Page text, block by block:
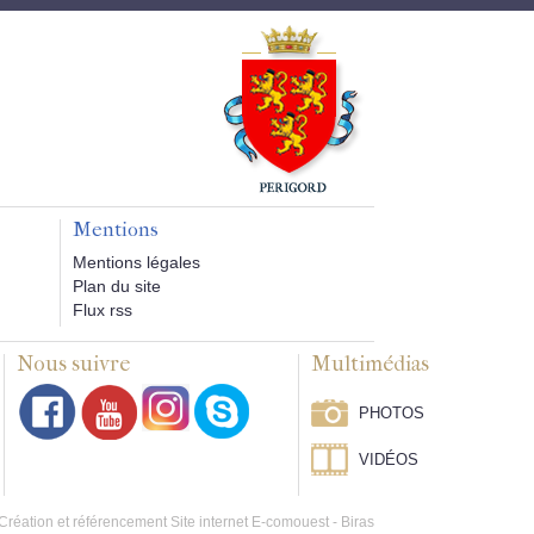
Mentions
Mentions légales
Plan du site
Flux rss
Nous suivre Multimédias
PHOTOS
VIDÉOS
et référencement Site internet E-comouest - Biras